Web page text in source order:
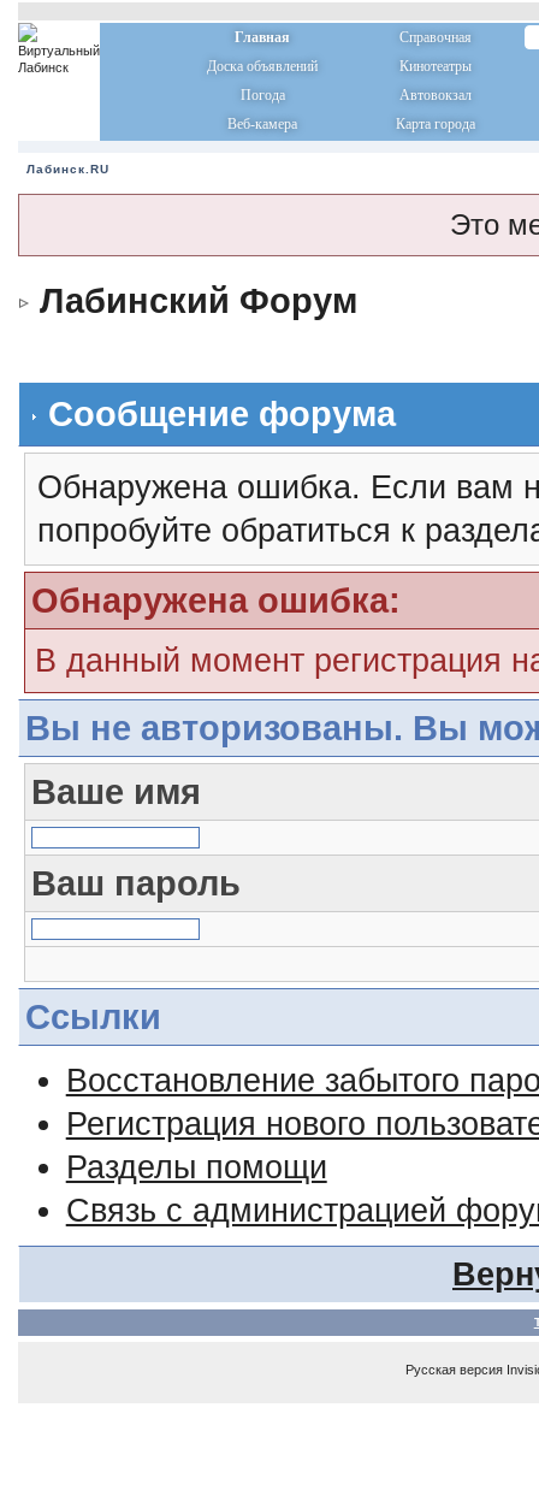
Главная
Справочная
Доска объявлений
Кинотеатры
Погода
Автовокзал
Веб-камера
Карта города
Лабинск.RU
Это
Лабинский Форум
Сообщение форума
Обнаружена ошибка. Если вам
попробуйте обратиться к
Обнаружена ошибка:
В данный момент регистрация
Вы не авторизованы. Вы
Ваше имя
Ваш пароль
Ссылки
Восстановление забытого
Регистрация нового
Разделы помощи
Связь с администрацией
Русская версия